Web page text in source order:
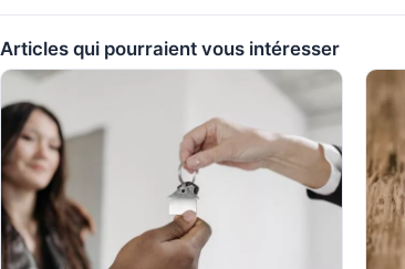
Articles qui pourraient vous intéresser